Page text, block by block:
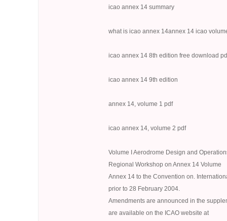
icao annex 14 summary
what is icao annex 14annex 14 icao
icao annex 14 8th edition free download
icao annex 14 9th edition
annex 14, volume 1 pdf
icao annex 14, volume 2 pdf
Volume I Aerodrome Design and
Regional Workshop on Annex 14 Volume
Annex 14 to the Convention on.
prior to 28 February 2004.
Amendments are announced in the
are available on the ICAO website at